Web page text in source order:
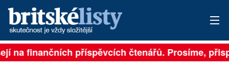
PŘIHLÁSIT
finančních příspěvcích čtenářů. Prosíme,